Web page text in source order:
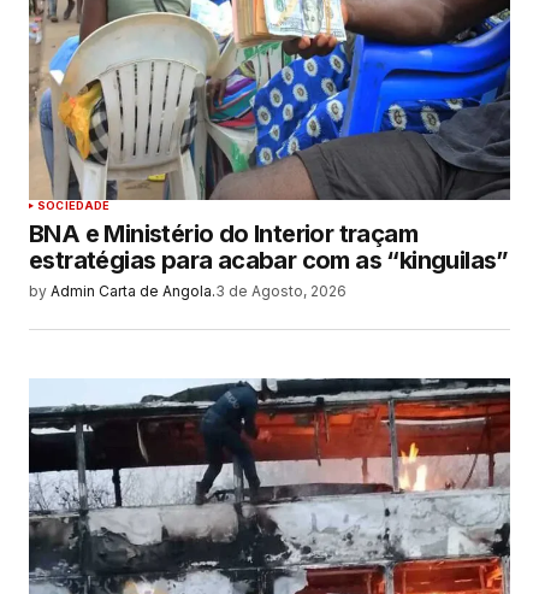
SOCIEDADE
BNA e Ministério do Interior traçam
estratégias para acabar com as “kinguilas”
by Admin Carta de Angola.3 de Agosto, 2026